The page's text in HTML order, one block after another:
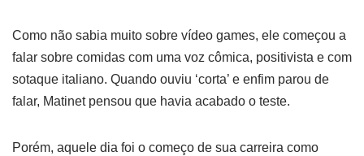
Como não sabia muito sobre vídeo games, ele começou a
falar sobre comidas com uma voz cômica, positivista e com
sotaque italiano. Quando ouviu ‘corta’ e enfim parou de
falar, Matinet pensou que havia acabado o teste.
Porém, aquele dia foi o começo de sua carreira como